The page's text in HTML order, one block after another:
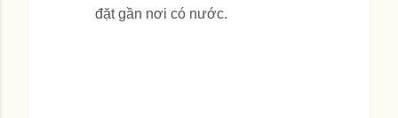
đặt gần nơi có nước.